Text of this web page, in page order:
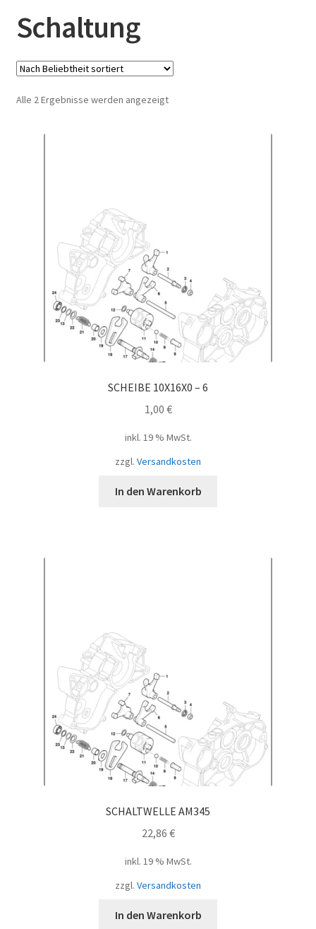
Schaltung
Alle 2 Ergebnisse werden angezeigtNach
SCHEIBE 10X16X0 – 6
1,00 €
inkl. 19 % MwSt.
zzgl. Versandkosten
In den Warenkorb
SCHALTWELLE AM345
22,86 €
inkl. 19 % MwSt.
zzgl. Versandkosten
In den Warenkorb